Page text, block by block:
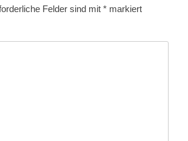
Felder sind mit * markiert